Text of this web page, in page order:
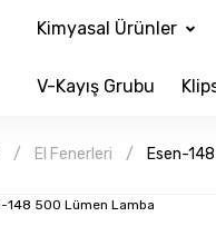
Kimyasal Ürünler
V-Kayış Grubu
El Fenerleri Esen-